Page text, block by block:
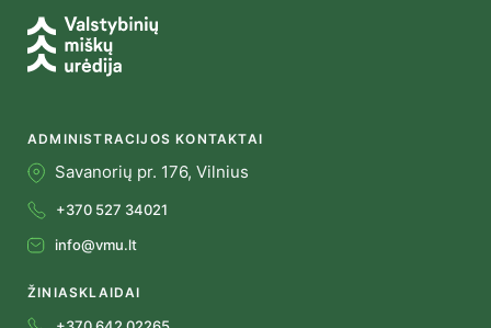
ADMINISTRACIJOS KONTAKTAI
Savanorių pr. 176, Vilnius
+370 527 34021
info@vmu.lt
ŽINIASKLAIDAI